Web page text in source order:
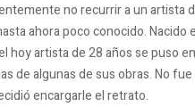
no recurrir a un artista
ahora poco conocido. Nacido
hoy artista de 28 años se puso
de algunas de sus obras. No
encargarle el retrato.